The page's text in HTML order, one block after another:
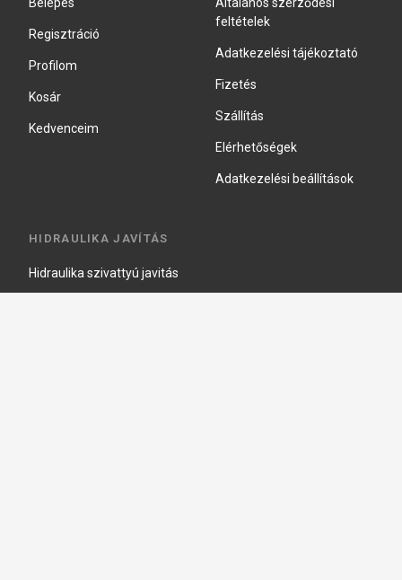
Regisztráció
Profilom
Kosár
Kedvenceim
feltételek
Adatkezelési tájékoztató
Fizetés
Szállítás
Elérhetőségek
Adatkezelési beállítások
HIDRAULIKA JAVÍTÁS
Hidraulika szivattyú javitás